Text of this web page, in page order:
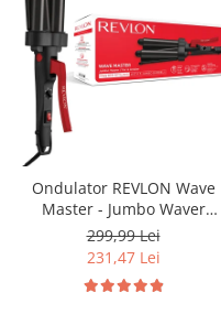
Ondulator REVLON Wave
Master - Jumbo Waver
RVIR3056UKE, 3 cilindri extra
mari, 30 setari temperatura,
invelis ceramic cu turmalina
299,99 Lei
231,47 Lei